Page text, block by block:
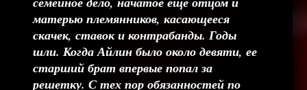
матерью племянников, касающееся
скачек, ставок и контрабанды. Годы
шли. Когда Айлин было около девяти, ее
старший брат впервые попал за
решетку. С тех пор обязанностей по